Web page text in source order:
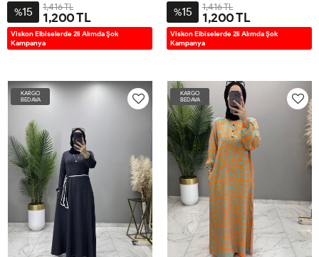
1BD42-
44-
2BD48-
50
3BD52-
54
4BD56-
58
%15 1,416 TL
1,200 TL
Viskon Elbiselerde 2li Alımda Şok
Kampanya
1BD38-
40
2BD42-
44
3BD46-
48
4BD50-
52
5BD54-
56
%15 1,416 TL
1,200 TL
Viskon Elbiselerde 2li Alımda Şok
Kampanya
KARGO
BEDAVA
KARGO
BEDAVA